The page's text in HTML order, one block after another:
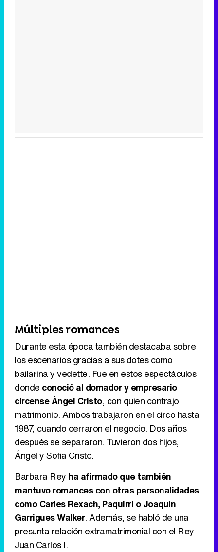
Múltiples romances
Durante esta época también destacaba sobre
los escenarios gracias a sus dotes como
bailarina y vedette. Fue en estos espectáculos
donde conoció al domador y empresario
circense Ángel Cristo, con quien contrajo
matrimonio. Ambos trabajaron en el circo hasta
1987, cuando cerraron el negocio. Dos años
después se separaron. Tuvieron dos hijos,
Ángel y Sofía Cristo.
Barbara Rey ha afirmado que también
mantuvo romances con otras personalidades
como Carles Rexach, Paquirri o Joaquín
Garrigues Walker. Además, se habló de una
presunta relación extramatrimonial con el Rey
Juan Carlos I.